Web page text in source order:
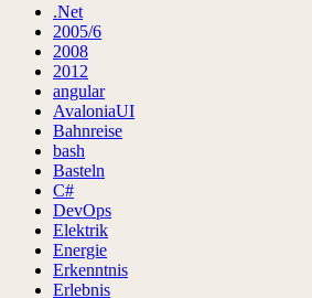
.Net
2005/6
2008
2012
angular
AvaloniaUI
Bahnreise
bash
Basteln
C#
DevOps
Elektrik
Energie
Erkenntnis
Erlebnis